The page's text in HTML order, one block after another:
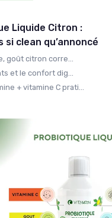
Liquide Citron :
clean qu’annoncé
goût citron corre...
et le confort dig...
+ vitamine C prati...